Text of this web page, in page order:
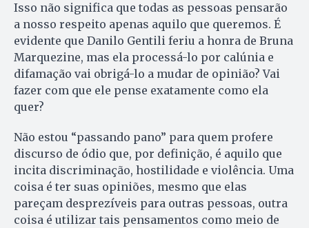
Isso não significa que todas as pessoas pensarão
a nosso respeito apenas aquilo que queremos. É
evidente que Danilo Gentili feriu a honra de Bruna
Marquezine, mas ela processá-lo por calúnia e
difamação vai obrigá-lo a mudar de opinião? Vai
fazer com que ele pense exatamente como ela
quer?
Não estou “passando pano” para quem profere
discurso de ódio que, por definição, é aquilo que
incita discriminação, hostilidade e violência. Uma
coisa é ter suas opiniões, mesmo que elas
pareçam desprezíveis para outras pessoas, outra
coisa é utilizar tais pensamentos como meio de